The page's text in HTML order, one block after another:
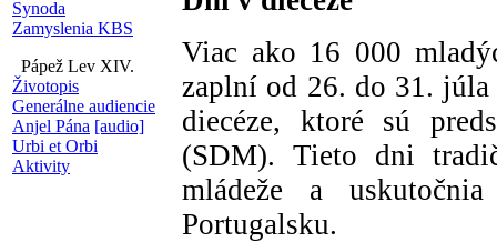
Synoda
Zamyslenia KBS
Pápež Lev XIV.
Životopis
Generálne audiencie
Anjel Pána [audio]
Urbi et Orbi
Aktivity
Viac ako 16 000
zaplní od 26. do 31.
diecéze, ktoré sú
(SDM). Tieto dni
mládeže a
Portugalsku.